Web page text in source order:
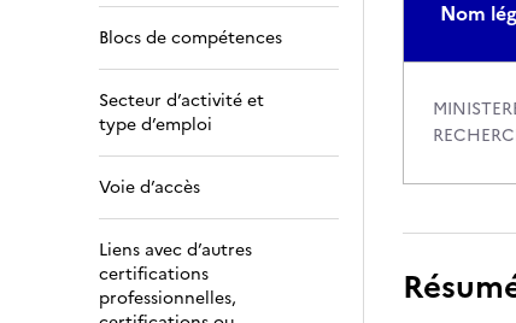
Blocs de compétences
Secteur d’activité et
type d’emploi
Voie d’accès
Liens avec d’autres
certifications
professionnelles,
Nom